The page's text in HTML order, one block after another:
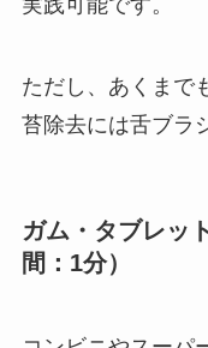
実践可能です。
ただし、あくまで
苔除去には舌ブラ
ガム・タブレッ
間：1分）